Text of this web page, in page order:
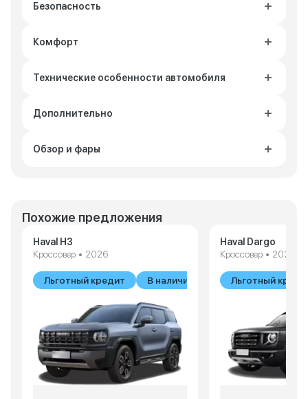
Безопасность
Комфорт
Технические особенности автомобиля
Дополнительно
Обзор и фары
Похожие предложения
Haval H3
Кроссовер • 2026
Льготный кредит В наличии
Haval Dargo
Кроссовер • 2026
Льготный